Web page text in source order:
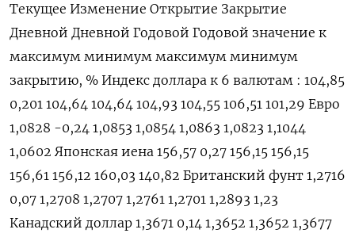
Текущее Изменение Открытие Закрытие Дневной Дневной Годовой Годовой значение к максимум минимум максимум минимум закрытию, % Индекс доллара к 6 валютам : 104,85 0,201 104,64 104,64 104,93 104,55 106,51 101,29 Евро 1,0828 -0,24 1,0853 1,0854 1,0863 1,0823 1,1044 1,0602 Японская иена 156,57 0,27 156,15 156,15 156,61 156,12 160,03 140,82 Британский фунт 1,2716 0,07 1,2708 1,2707 1,2761 1,2701 1,2893 1,23 Канадский доллар 1,3671 0,14 1,3652 1,3652 1,3677 1,3625 1,3846 1,323 Шведская крона 10,7382 0,43 10,6875 10,6922 10,7588 10,677 11,0487 10,0558 Швейцарский франк 0,9145 0,37 0,911 0,9111 0,9158 0,9107 0,9224 0,84 Валюты G20: Аргентинский песо 889 0,06 0 889 0 0 889,24 810,65 Австралийский доллар 0,6648 -0,24 0,6664 0,6664 0,6685 0,6645 0,6839 0,6363 Бразильский реал 5,1432 0,4 5,1225 5,1225 5,146 5,1223 5,2911 4,8314 Индийская рупия 83,283 0,04 83,319 83,25 83,319 83,225 83,739 82,65 Индонезийская рупия 15 990 0 15 980 15 990 16 005 15 975 16 285 15 450 Китайский юань 7,2401 0,03 7,2389 7,2376 7,2404 7,2379 7,2472 7,1097 Мексиканский песо 16,6593 0,24 16,6242 16,62 16,678 16,5964 17,865 16,2645 Российский рубль 90,211 -0,01 90,4955 90,2205 91,1205 89,4925 95,4705 88,795 Саудовский риал 3,7502 0 3,7503 3,7503 3,7505 3,7505 3,7515 3,7483 Турецкая лира 32,178 0,17 32,195 32,1226 32,245 32,1573 33,0255 29,567 Южнокорейская вона 1 367,4 0,32 1 363,18 1 363 1 367,85 1 360,47 1 400,15 1 291,17 Южноафриканский ранд 18,2073 0,69 18,0742 18,0821 18,2527 18,0361 19,3912 18,03 Европа: Польский злотый 3,9401 0,63 3,9154 3,9156 3,9457 3,9151 4,1235 3,9073 Чешская крона 22,851 0,37 22,764 22,767 22,863 22,751 23,883 22,308 Венгерский форинт 357,94 0,84 354,95 354,95 358,55 354,76 373,02 343,35 Норвежская крона 10,6911 0,2 10,6521 10,6694 10,7184 10,65 11,1375 10,1432